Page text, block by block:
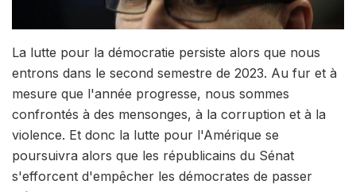
La lutte pour la démocratie persiste alors que nous
entrons dans le second semestre de 2023. Au fur et à
mesure que l'année progresse, nous sommes
confrontés à des mensonges, à la corruption et à la
violence. Et donc la lutte pour l'Amérique se
poursuivra alors que les républicains du Sénat
s'efforcent d'empêcher les démocrates de passer